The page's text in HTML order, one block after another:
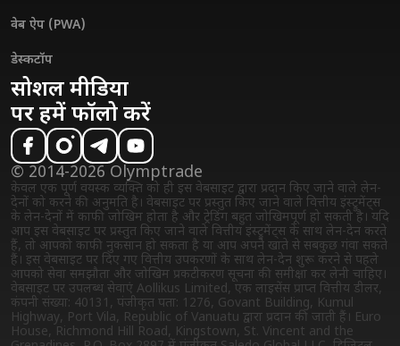
वेब ऐप (PWA)
डेस्कटॉप
सोशल मीडिया
पर हमें फॉलो करें
© 2014-2026 Olymptrade
केवल एक पूर्ण वयस्क व्यक्ति को ही इस वेबसाइट द्वारा प्रदान किए जाने वाले लेन-
देनों को करने की अनुमति है। वेबसाइट पर प्रस्तुत किए जाने वाले वित्तीय इंस्ट्रुमेंट्स
के लेन-देनों में काफी जोखिम होता है और ट्रेडिंग बहुत जोखिमपूर्ण हो सकती है। यदि
आप इस वेबसाइट पर प्रस्तुत किए जाने वाले वित्तीय इंस्ट्रुमेंट्स के साथ लेन-देन करते
हैं, तो आपको काफी नुकसान हो सकता है या आप अपने खाते से सबकुछ गंवा सकते
हैं। इस वेबसाइट पर दिए गए वित्तीय उपकरणों के साथ लेन-देन शुरू करने से पहले
आपको सेवा समझौता और जोखिम प्रकटीकरण सूचना की समीक्षा कर लेनी चाहिए।
वेबसाइट पर उपलब्ध सेवाएं Aollikus Limited, एक लाइसेंस प्राप्त वित्तीय डीलर,
कंपनी संख्या: 40131, पंजीकृत पता: 1276, Govant Building, Kumul
Highway, Port Vila, Republic of Vanuatu द्वारा प्रदान की जाती हैं। Euro
House, Richmond Hill Road, Kingstown, St. Vincent and the